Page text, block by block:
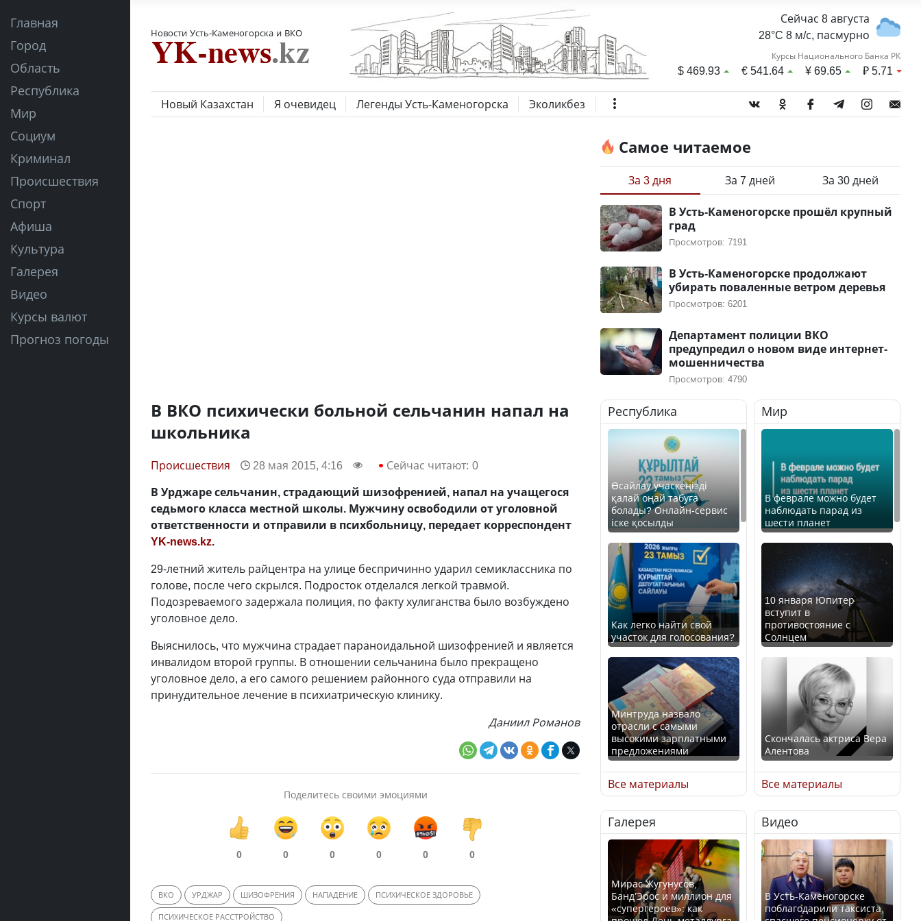
Главная
Город
Область
Республика
Мир
Социум
Криминал
Происшествия
Спорт
Афиша
Культура
Галерея
Видео
Курсы валют
Прогноз погоды
Новости Усть-Каменогорска и ВКО
Сейчас 8 августа
28°C 8 м/с, пасмурно
Курсы Национального Банка РК
$469.93 €541.64 ¥69.65 ₽5.71
Новый Казахстан Я очевидец Легенды Усть-Каменогорска Эколикбез
В ВКО психически больной сельчанин напал на
школьника
Происшествия 28 мая 2015, 4:16 Сейчас читают: 0
В Урджаре сельчанин, страдающий шизофренией, напал на учащегося
седьмого класса местной школы. Мужчину освободили от уголовной
ответственности и отправили в психбольницу, передает корреспондент
YK-news.kz.
29-летний житель райцентра на улице беспричинно ударил семиклассника по
голове, после чего скрылся. Подросток отделался легкой травмой.
Подозреваемого задержала полиция, по факту хулиганства было возбуждено
уголовное дело.
Выяснилось, что мужчина страдает параноидальной шизофренией и является
инвалидом второй группы. В отношении сельчанина было прекращено
уголовное дело, а его самого решением районного суда отправили на
принудительное лечение в психиатрическую клинику.
Даниил Романов
Поделитесь своими эмоциями
0 0 0 0 0 0
ВКО УРДЖАР ШИЗОФРЕНИЯ НАПАДЕНИЕ ПСИХИЧЕСКОЕ ЗДОРОВЬЕ
ПСИХИЧЕСКОЕ РАССТРОЙСТВО
Самое читаемое
За 3 дня За 7 дней За 30 дней
В Усть-Каменогорске прошёл крупный
град
Просмотров: 7191
В Усть-Каменогорске продолжают
убирать поваленные ветром деревья
Просмотров: 6201
Департамент полиции ВКО
предупредил о новом виде интернет-
мошенничества
Просмотров: 4790
Республика
Өсайлау учаскеңізді
қалай оңай табуға
болады? Онлайн-сервис
іске қосылды
Как легко найти свой
участок для голосования?
Минтруда назвало
отрасли с самыми
высокими зарплатными
предложениями
Искусственный интеллект
официально включили в
школьную программу
Казахстана
Все материалы
Мир
В феврале можно будет
наблюдать парад из
шести планет
10 января Юпитер
вступит в
противостояние с
Солнцем
Скончалась актриса Вера
Алентова
В РФ вынесен заочный
приговор по уголовному
делу об убийстве Игоря
Талькова
Все материалы
Галерея
Мирас Жугунусов,
Банд’Эрос и миллион для
«супергероев»: как
Видео
В Усть-Каменогорске
поблагодарили таксиста,